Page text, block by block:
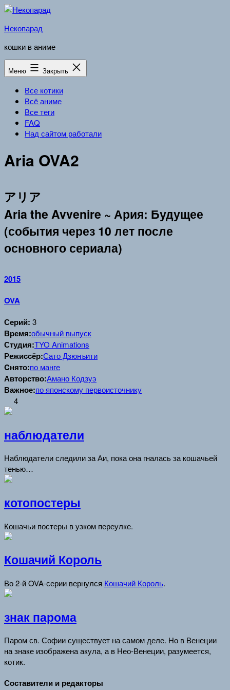
Перейти
содержимому
Некопарад
кошки в аниме
Меню Закрыть
Все котики
Всё аниме
Все теги
FAQ
Над сайтом работали
Aria OVA2
アリア
Aria the Avvenire ~ Ария: Будущее
(события через 10 лет после
основного сериала)
2015
OVA
Серий: 3
Время:обычный выпуск
Студия:TYO Animations
Режиссёр:Сато Дзюнъити
Cнято:по манге
Авторство:Амано Кодзуэ
Важное:по японскому первоисточнику
4
наблюдатели
Наблюдатели следили за Аи, пока она гналась за кошачьей
тенью…
котопостеры
Кошачьи постеры в узком переулке.
Кошачий Король
Во 2-й OVA-серии вернулся Кошачий Король.
знак парома
Паром св. Софии существует на самом деле. Но в Венеции
на знаке изображена акула, а в Нео-Венеции, разумеется,
котик.
Составители и редакторы